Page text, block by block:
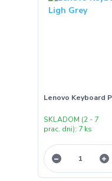
Lenovo Keyboard
SKLADOM (2 - 7
prac. dni): 7 ks